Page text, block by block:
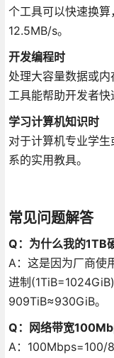
个工具可以快速换
12.5MB/s。
开发编程时
处理大容量数据或
工具能帮助开发者快
学习计算机知识时
对于计算机专业学
系的实用教具。
常见问题解答
Q：为什么我的1TB
A：这是因为厂商使
进制
909TiB≈930GiB。
Q：网络带宽
A：100Mbps=100/